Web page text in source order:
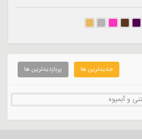
جدیدترین ها پربازدیدترین ها